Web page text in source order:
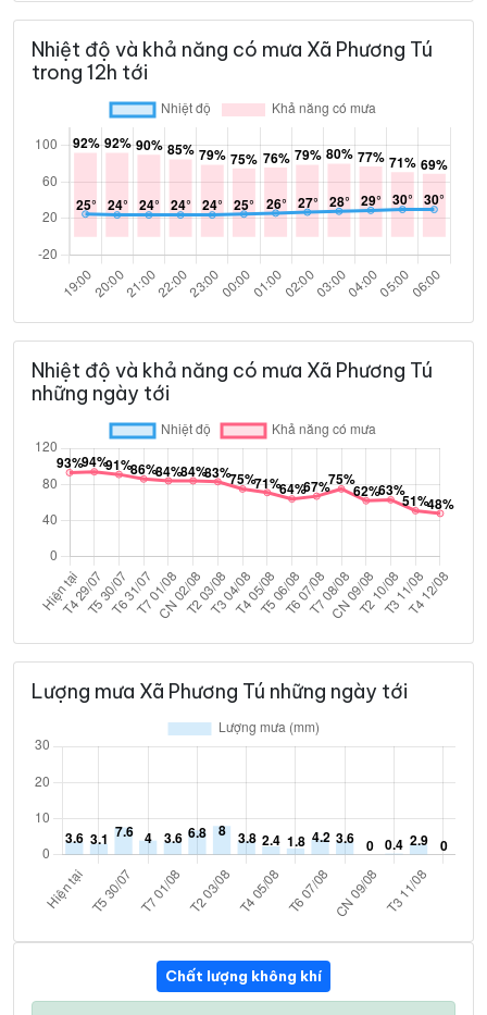
Nhiệt độ và khả năng có mưa Xã Phương Tú
trong 12h tới
Nhiệt độ và khả năng có mưa Xã Phương Tú
những ngày tới
Lượng mưa Xã Phương Tú những ngày tới
Chất lượng không khí